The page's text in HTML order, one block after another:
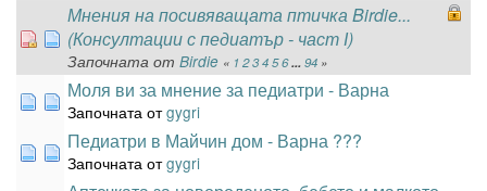
Мнения на посивяващата птичка Birdie...
(Консултации с педиатър - част І)
Започната от Birdie « 1 23456...94 »
Моля ви за мнение за педиатри - Варна
Започната отgygri
Педиатри в Майчин дом - Варна ???
Започната отgygri